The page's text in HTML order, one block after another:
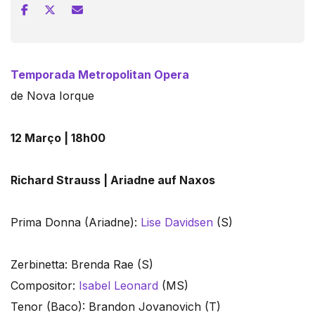
Temporada Metropolitan Opera
de Nova Iorque
12 Março | 18h00
Richard Strauss | Ariadne auf Naxos
Prima Donna (Ariadne): Lise Davidsen (S)
Zerbinetta: Brenda Rae (S)
Compositor: Isabel Leonard (MS)
Tenor (Baco): Brandon Jovanovich (T)